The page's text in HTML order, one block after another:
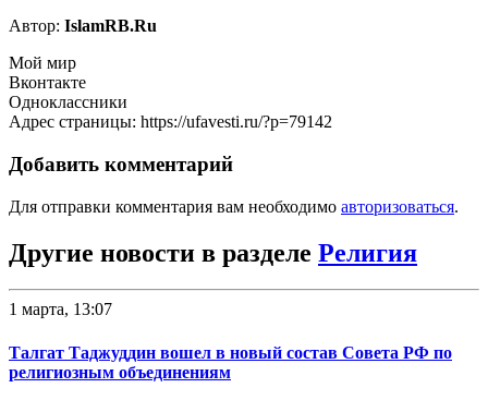
Автор: IslamRB.Ru
Мой мир
Вконтакте
Одноклассники
Адрес страницы: https://ufavesti.ru/?p=79142
Добавить комментарий
Для отправки комментария вам необходимо авторизоваться.
Другие новости в разделе Религия
1 марта, 13:07
Талгат Таджуддин вошел в новый состав Совета РФ по
религиозным объединениям